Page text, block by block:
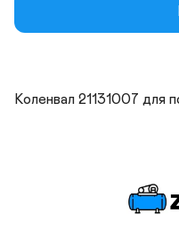
Коленвал 21131007 для